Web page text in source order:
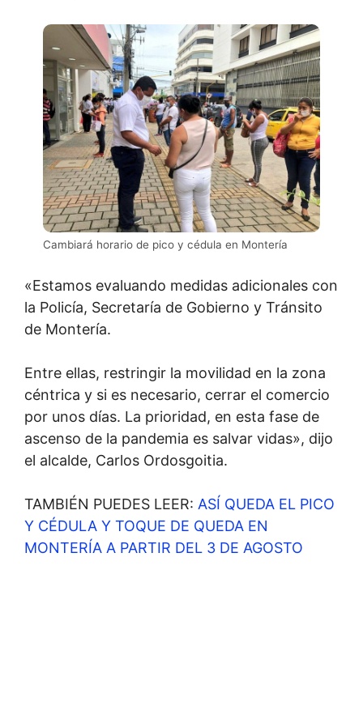
Cambiará horario de pico y cédula en Montería
«Estamos evaluando medidas adicionales con
la Policía, Secretaría de Gobierno y Tránsito
de Montería.
Entre ellas, restringir la movilidad en la zona
céntrica y si es necesario, cerrar el comercio
por unos días. La prioridad, en esta fase de
ascenso de la pandemia es salvar vidas», dijo
el alcalde, Carlos Ordosgoitia.
TAMBIÉN PUEDES LEER: ASÍ QUEDA EL PICO
Y CÉDULA Y TOQUE DE QUEDA EN
MONTERÍA A PARTIR DEL 3 DE AGOSTO